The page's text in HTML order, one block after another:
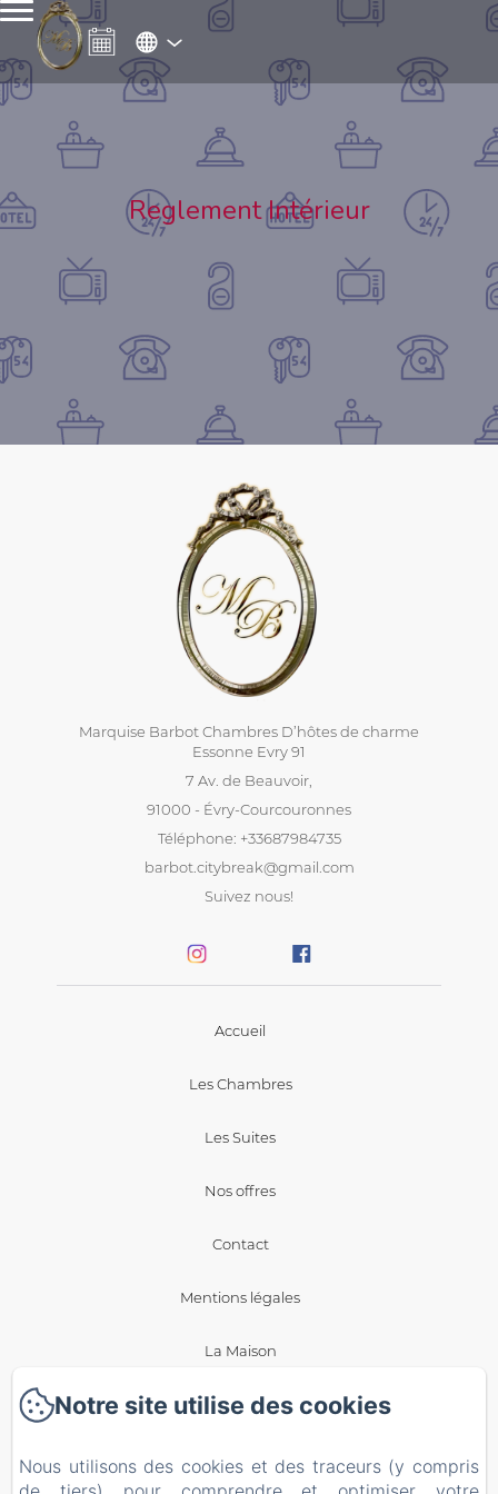
Reglement Intérieur
Marquise Barbot Chambres D’hôtes de charme
Essonne Evry 91
7 Av. de Beauvoir,
91000 - Évry-Courcouronnes
Téléphone: +33687984735
barbot.citybreak@gmail.com
Suivez nous!
Accueil
Les Chambres
Les Suites
Nos offres
Contact
Mentions légales
La Maison
Blog
Politique de confidentialité
Notre site utilise des cookies
Nous utilisons des cookies et des traceurs (y compris